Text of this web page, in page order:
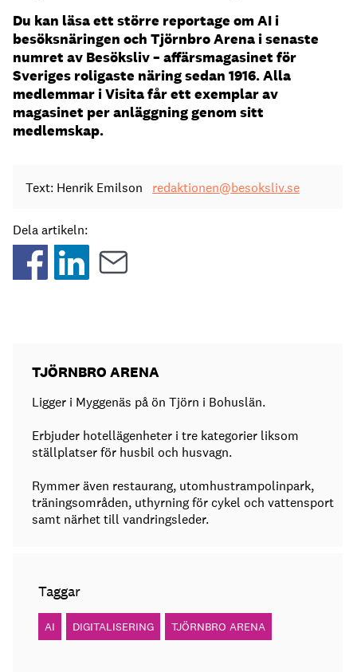
Du kan läsa ett större reportage om AI i
besöksnäringen och Tjörnbro Arena i senaste
numret av Besöksliv – affärsmagasinet för
Sveriges roligaste näring sedan 1916. Alla
medlemmar i Visita får ett exemplar av
magasinet per anläggning genom sitt
medlemskap.
Text: Henrik Emilson redaktionen@besoksliv.se
Dela artikeln:
TJÖRNBRO ARENA
Ligger i Myggenäs på ön Tjörn i Bohuslän.
Erbjuder hotellägenheter i tre kategorier liksom
ställplatser för husbil och husvagn.
Rymmer även restaurang, utomhustrampolinpark,
träningsområden, uthyrning för cykel och vattensport
samt närhet till vandringsleder.
Taggar
AI DIGITALISERING TJÖRNBRO ARENA